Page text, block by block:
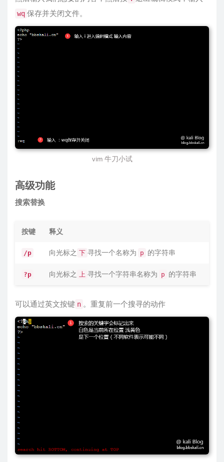
wq 保存并关闭文件。
vim 牛刀小试
高级功能
搜索替换
按键 释义
/p 向光标之 下 寻找一个名称为 p 的字符串
?p 向光标之 上 寻找一个字符串名称为 p 的字符串
可以通过英文按键 n 。重复前一个搜寻的动作